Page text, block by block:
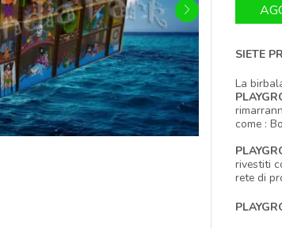
SIETE
La
come :
rivestiti
rete di